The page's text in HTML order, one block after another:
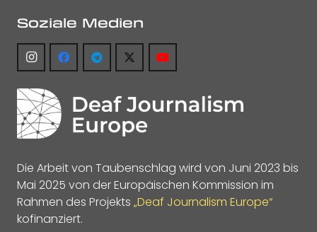
Soziale Medien
Die Arbeit von Taubenschlag wird von Juni 2023 bis
Mai 2025 von der Europäischen Kommission im
Rahmen des Projekts „Deaf Journalism Europe“
kofinanziert.